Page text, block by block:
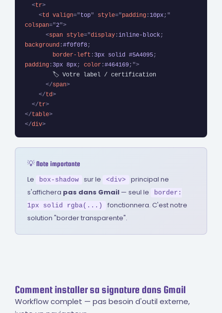
<tr>
<td valign="top" style="padding : 10px; "
colspan="2">
<span style="display :inline-block;
background :#f0f0f8;
border-left : 3px solid #5A4095;
padding : 3px 8px; color :#464169; ">
</span>
</td>
</tr>
</table>
</div>
💡 Note importante
Le box-shadow sur le <div>
principal ne
s'affichera pas dans Gmail — seul le
border:
1px solid rgba(...)
fonctionnera. C'est notre
solution "border transparente".
Comment installer sa signature dans Gmail
Workflow complet — pas besoin d'outil externe,